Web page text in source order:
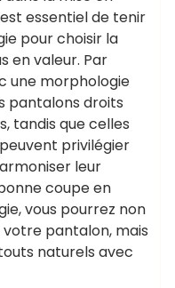
essentiel de tenir
pour choisir la
en valeur. Par
une morphologie
pantalons droits
tandis que celles
privilégier
leur
coupe en
vous pourrez non
votre pantalon, mais
naturels avec